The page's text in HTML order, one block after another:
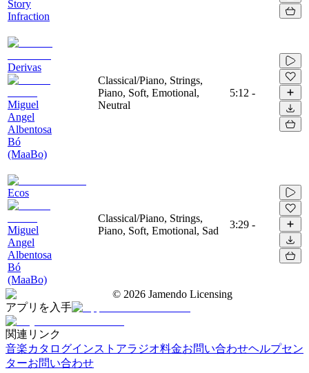
Story
Infraction
Derivas
Miguel
Angel
Albentosa
Bó
(MaaBo)
Classical/Piano, Strings,
Piano, Soft, Emotional,
Neutral
5:12 -
Ecos
Miguel
Angel
Albentosa
Bó
(MaaBo)
Classical/Piano, Strings,
Piano, Soft, Emotional, Sad
3:29 -
© 2026 Jamendo Licensing
アプリを入手
関連リンク
音楽カタログインストアラジオ料金お問い合わせヘルプセン
ターお問い合わせ